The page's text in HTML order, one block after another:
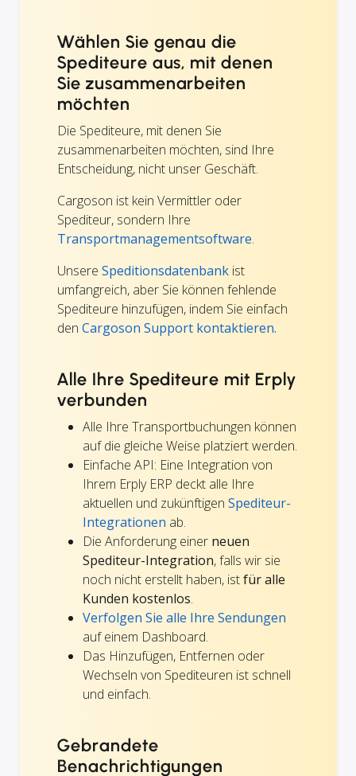
Wählen Sie genau die
Spediteure aus, mit denen
Sie zusammenarbeiten
möchten
Die Spediteure, mit denen Sie
zusammenarbeiten möchten, sind Ihre
Entscheidung, nicht unser Geschäft.
Cargoson ist kein Vermittler oder
Spediteur, sondern Ihre
Transportmanagementsoftware.
Unsere Speditionsdatenbank ist
umfangreich, aber Sie können fehlende
Spediteure hinzufügen, indem Sie einfach
den Cargoson Support kontaktieren.
Alle Ihre Spediteure mit Erply
verbunden
Alle Ihre Transportbuchungen können
auf die gleiche Weise platziert werden.
Einfache API: Eine Integration von
Ihrem Erply ERP deckt alle Ihre
aktuellen und zukünftigen Spediteur-
Integrationen ab.
Die Anforderung einer neuen
Spediteur-Integration, falls wir sie
noch nicht erstellt haben, istfür alle
Kunden kostenlos.
Verfolgen Sie alle Ihre Sendungen
auf einem Dashboard.
Das Hinzufügen, Entfernen oder
Wechseln von Spediteuren ist schnell
und einfach.
Gebrandete
Benachrichtigungen